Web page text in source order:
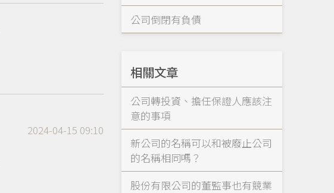
2024-04-15 09:10
公司倒閉有負債
相關文章
公司轉投資、擔任保證人應該注
意的事項
新公司的名稱可以和被廢止公司
的名稱相同嗎？
股份有限公司的董監事也有競業